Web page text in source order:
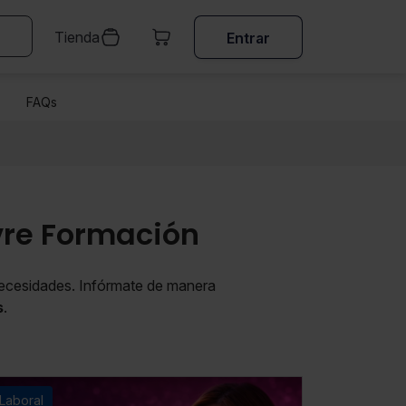
Tienda Entrar
FAQs
Formación
Infórmate de manera
.
Laboral